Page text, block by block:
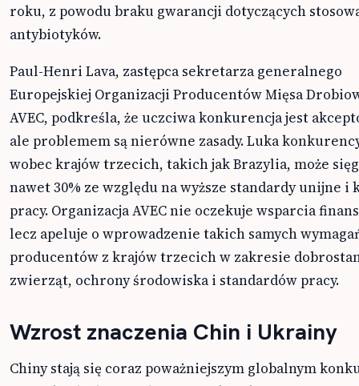
roku, z powodu braku gwarancji dotyczących
antybiotyków.
Paul-Henri Lava, zastępca sekretarza generalnego
Europejskiej Organizacji Producentów Mięsa
AVEC, podkreśla, że uczciwa konkurencja jest
ale problemem są nierówne zasady. Luka
wobec krajów trzecich, takich jak Brazylia, może
nawet 30% ze względu na wyższe standardy unijne i
pracy. Organizacja AVEC nie oczekuje wsparcia
lecz apeluje o wprowadzenie takich samych
producentów z krajów trzecich w zakresie
zwierząt, ochrony środowiska i standardów pracy.
Wzrost znaczenia Chin i Ukrainy
Chiny stają się coraz poważniejszym globalnym